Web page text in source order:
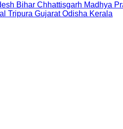
Bihar Chhattisgarh Madhya
Tripura Gujarat Odisha Kerala